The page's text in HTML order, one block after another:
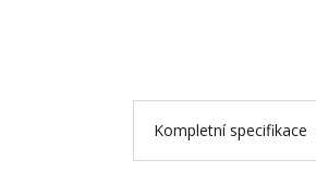
Kompletní specifikace